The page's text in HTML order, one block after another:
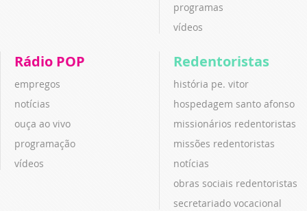
programas
vídeos
Rádio POP
empregos
notícias
ouça ao vivo
programação
vídeos
Redentoristas
história pe. vitor
hospedagem santo afonso
missionários redentoristas
missões redentoristas
notícias
obras sociais redentoristas
secretariado vocacional